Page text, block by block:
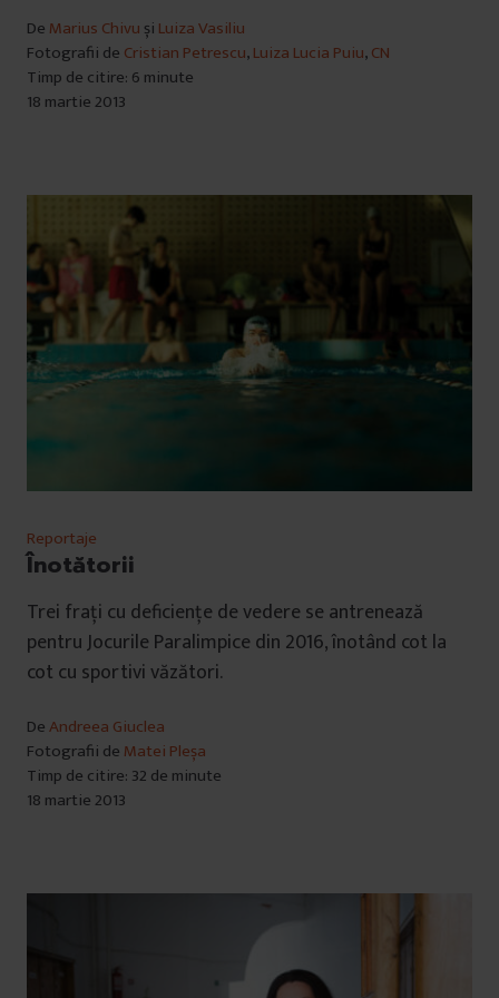
De Marius Chivu și Luiza Vasiliu
Fotografii de Cristian Petrescu,Luiza Lucia Puiu,CN
Timp de citire: 6 minute
18 martie 2013
Reportaje
Înotătorii
Trei fraţi cu deficienţe de vedere se antrenează
pentru Jocurile Paralimpice din 2016, înotând cot la
cot cu sportivi văzători.
DeAndreea Giuclea
Fotografii de Matei Pleșa
Timp de citire: 32 de minute
18 martie 2013